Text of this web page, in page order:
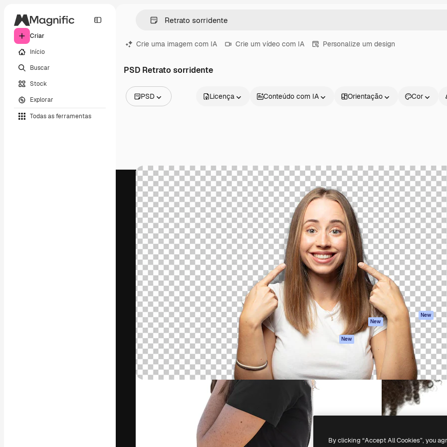
Criar
Início
Buscar
Stock
Explorar
Todas as ferramentas
Crie uma imagem com IA Crie um vídeo com IA Personalize um design
PSD Retrato sorridente
PSD
Vídeos
Clipes de vídeo
Animações
Modelos de vídeos
Ícones
Modelos 3D
Fontes
Licença Conteúdo com IA Orientação Cor
A plataforma criativa para você direcionar
seu melhor trabalho. Mais de 1 milhão de
assinantes entre criativos, empresas,
agências e estúdios.
Português
Produtos
Spaces
Assistente de IA
Gerador de
imagens
Gerador de vídeos
Texto para voz
Conteúdo de stock
MCP para
Claude/ChatGPT
New
New
App móvel
Todas as
ferramentas
Começar
Academy
Documentação
Atendimento
Termos e
condições
Política de
privacidade
Originais New
Política de
Central de
confiabilidade
Afiliados
Empresas
Copyright © 2010- 2026 Freepik Company S.L.U. Todos os direitos reservados.
By clicking “Accept All Cookies”, you